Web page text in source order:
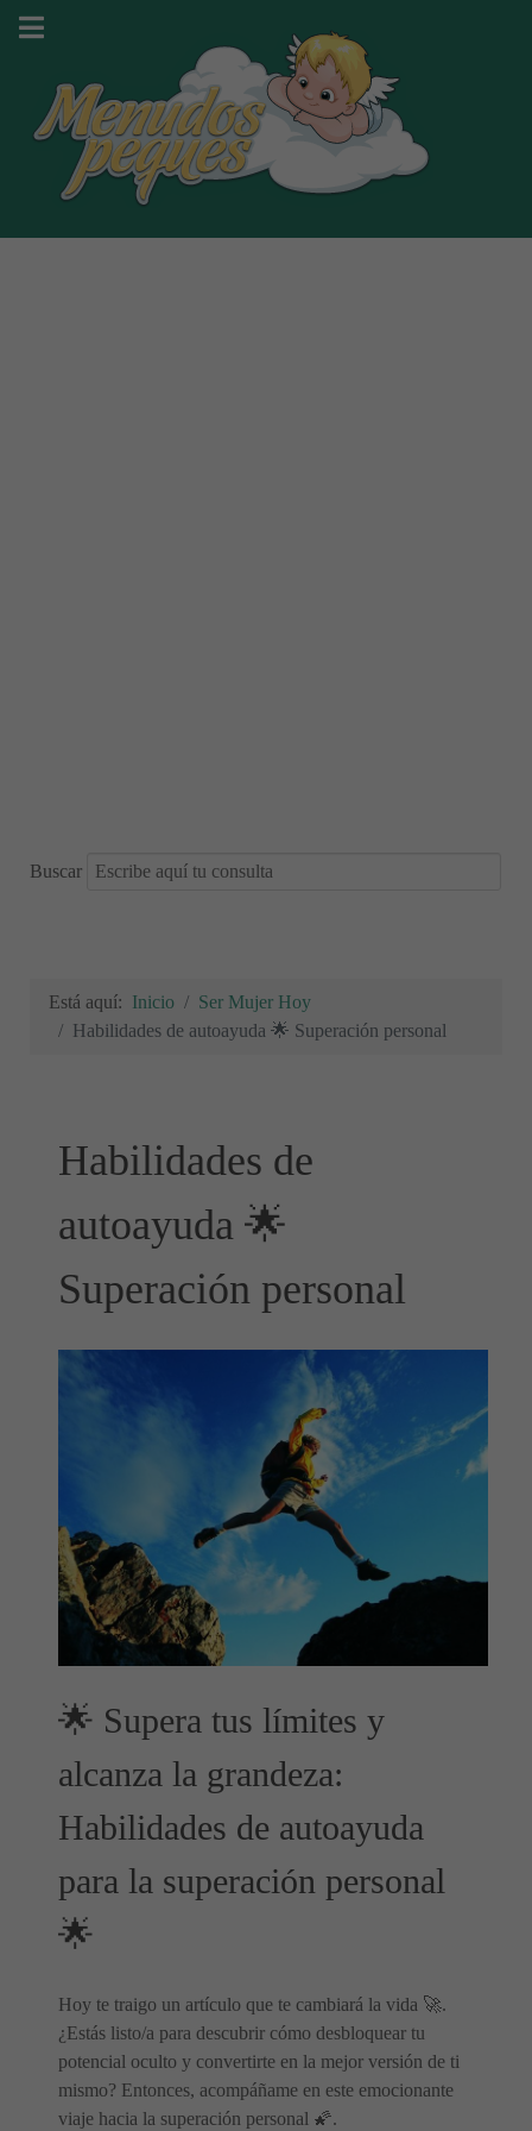
Buscar
Está aquí: Inicio
Ser Mujer Hoy
Habilidades de autoayuda 🌟 Superación personal
Habilidades de
autoayuda 🌟
Superación personal
🌟 Supera tus límites y
alcanza la grandeza:
Habilidades de autoayuda
para la superación personal
🌟
Hoy te traigo un artículo que te cambiará la vida 🚀.
¿Estás listo/a para descubrir cómo desbloquear tu
potencial oculto y convertirte en la mejor versión de ti
mismo? Entonces, acompáñame en este emocionante
viaje hacia la superación personal 🌠.